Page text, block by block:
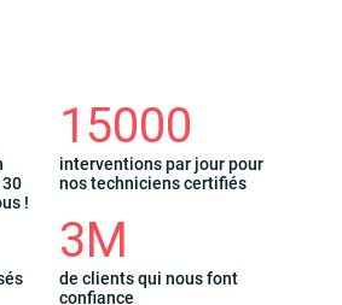
!
15000
interventions par jour pour
nos techniciens certifiés
3M
de clients qui nous font
confiance